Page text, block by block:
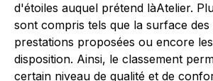
d'étoiles auquel prétend làAtelier.
sont compris tels que la surface
prestations proposées ou encore
disposition. Ainsi, le classement
certain niveau de qualité et de